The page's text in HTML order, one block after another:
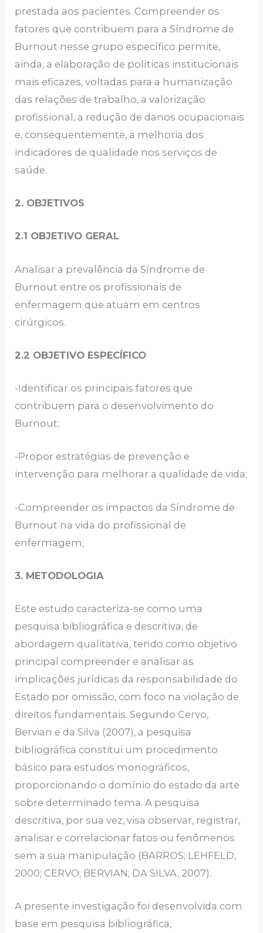
prestada aos pacientes. Compreender os
fatores que contribuem para a Síndrome de
Burnout nesse grupo específico permite,
ainda, a elaboração de políticas institucionais
mais eficazes, voltadas para a humanização
das relações de trabalho, a valorização
profissional, a redução de danos ocupacionais
e, consequentemente, a melhoria dos
indicadores de qualidade nos serviços de
saúde.
2. OBJETIVOS
2.1 OBJETIVO GERAL
Analisar a prevalência da Síndrome de
Burnout entre os profissionais de
enfermagem que atuam em centros
cirúrgicos.
2.2 OBJETIVO ESPECÍFICO
-Identificar os principais fatores que
contribuem para o desenvolvimento do
Burnout;
-Propor estratégias de prevenção e
intervenção para melhorar a qualidade de vida;
-Compreender os impactos da Síndrome de
Burnout na vida do profissional de
enfermagem;
3. METODOLOGIA
Este estudo caracteriza-se como uma
pesquisa bibliográfica e descritiva, de
abordagem qualitativa, tendo como objetivo
principal compreender e analisar as
implicações jurídicas da responsabilidade do
Estado por omissão, com foco na violação de
direitos fundamentais. Segundo Cervo,
Bervian e da Silva (2007), a pesquisa
bibliográfica constitui um procedimento
básico para estudos monográficos,
proporcionando o domínio do estado da arte
sobre determinado tema. A pesquisa
descritiva, por sua vez, visa observar, registrar,
analisar e correlacionar fatos ou fenômenos
sem a sua manipulação (BARROS; LEHFELD,
2000; CERVO; BERVIAN; DA SILVA, 2007).
A presente investigação foi desenvolvida com
base em pesquisa bibliográfica,